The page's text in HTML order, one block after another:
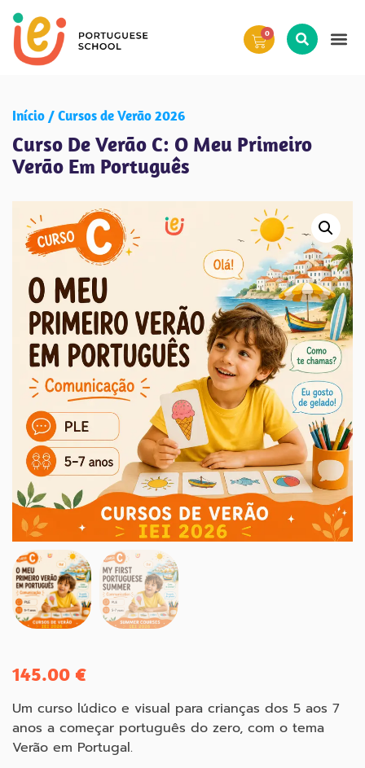
0
Início Cursos de Verão 2026
Curso De Verão C: O Meu Primeiro
Verão Em Português
145.00 €
Um curso lúdico e visual para crianças dos 5 aos 7
anos a começar português do zero, com o tema
Verão em Portugal.